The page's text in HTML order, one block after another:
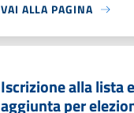
VAI ALLA PAGINA
Iscrizione alla lista
aggiunta per